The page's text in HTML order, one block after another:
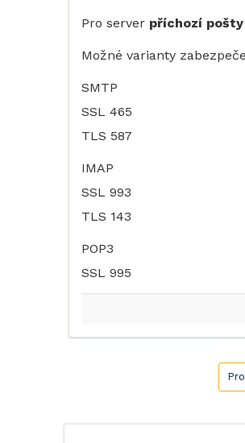
Pro server příchozí pošty
Možné varianty
SMTP
SSL 465
TLS 587
IMAP
SSL 993
TLS 143
POP3
SSL 995